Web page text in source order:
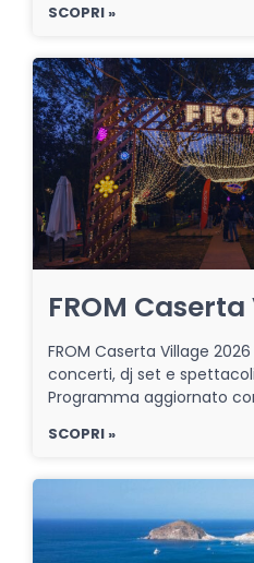
SCOPRI »
FROM
FROM Caserta Village
concerti, dj set e
Programma aggiornato
SCOPRI »